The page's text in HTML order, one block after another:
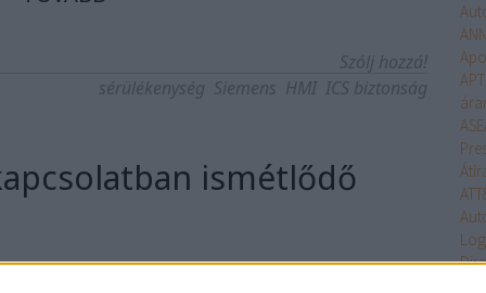
Szólj hozzá!
sérülékenység Siemens HMI ICS biztonság
ismétlődő